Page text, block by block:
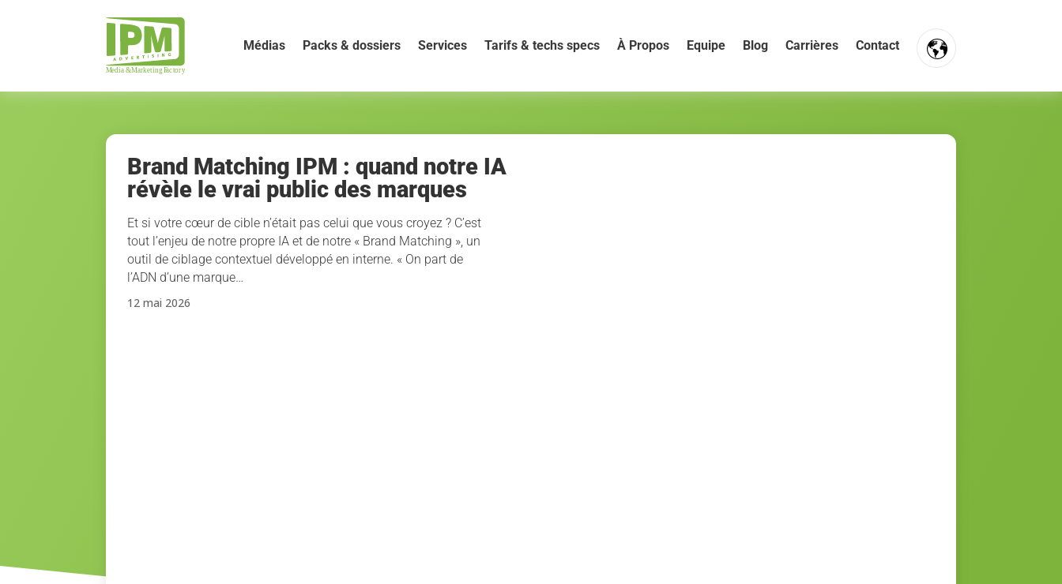
Médias Packs & dossiers Services Tarifs & techs specs À Propos Equipe Blog Carrières Contact
FR
Brand Matching IPM : quand notre IA
révèle le vrai public des marques
Et si votre cœur de cible n’était pas celui que vous croyez ? C’est
tout l’enjeu de notre propre IA et de notre « Brand Matching », un
outil de ciblage contextuel développé en interne. « On part de
l’ADN d’une marque…
12 mai 2026